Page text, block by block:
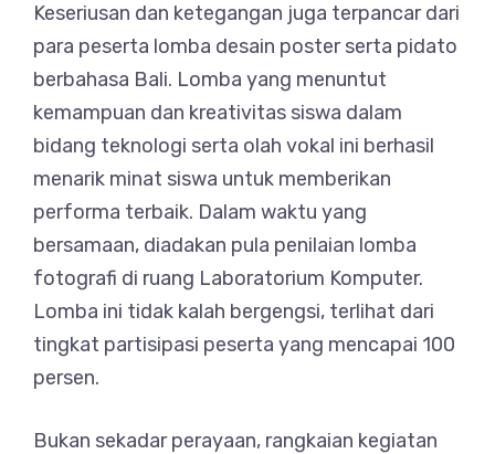
Keseriusan dan ketegangan juga terpancar dari
para peserta lomba desain poster serta pidato
berbahasa Bali. Lomba yang menuntut
kemampuan dan kreativitas siswa dalam
bidang teknologi serta olah vokal ini berhasil
menarik minat siswa untuk memberikan
performa terbaik. Dalam waktu yang
bersamaan, diadakan pula penilaian lomba
fotografi di ruang Laboratorium Komputer.
Lomba ini tidak kalah bergengsi, terlihat dari
tingkat partisipasi peserta yang mencapai 100
persen.
Bukan sekadar perayaan, rangkaian kegiatan